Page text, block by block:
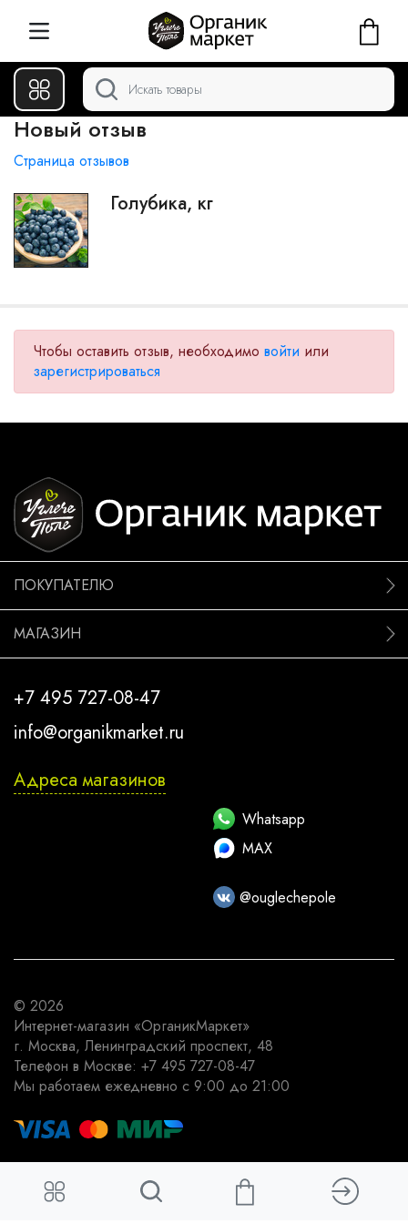
Новый отзыв
Страница отзывов
Голубика, кг
Чтобы оставить отзыв, необходимо войти или
зарегистрироваться
ПОКУПАТЕЛЮ
МАГАЗИН
+7 495 727-08-47
info@organikmarket.ru
Адреса магазинов
Whatsapp
MAX
@ouglechepole
© 2026
Интернет-магазин «ОрганикМаркет»
г. Москва, Ленинградский проспект, 48
Телефон в Москве: +7 495 727-08-47
Мы работаем ежедневно с 9:00 до 21:00